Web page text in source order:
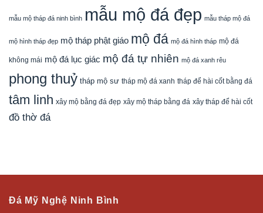
mẫu mộ tháp đá ninh bình mẫu mộ đá đẹp mẫu tháp mộ đá
mộ hình tháp đẹp mộ tháp phật giáo mộ đá mộ đá hình tháp mộ đá
không mái mộ đá lục giác mộ đá tự nhiên mộ đá xanh rêu
phong thuỷ tháp mộ sư tháp mộ đá xanh tháp để hài cốt bằng đá
tâm linh xây mộ bằng đá đẹp xây mộ tháp bằng đá xây tháp để hài cốt
đồ thờ đá
Đá Mỹ Nghệ Ninh Bình